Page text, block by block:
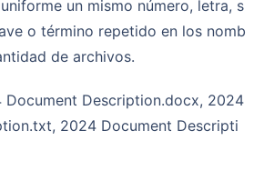
o término repetido en los nomb
de archivos.
2024 Document Descripti